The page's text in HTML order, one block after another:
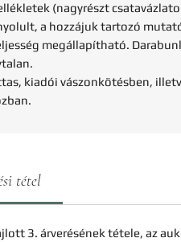
(nagyrészt
a hozzájuk tartozó
megállapítható.
kiadói vászonkötésben,
tétel
3. árverésének tétele, az